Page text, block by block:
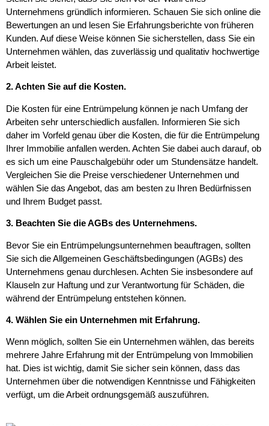
Unternehmens gründlich informieren. Schauen Sie sich online die
Bewertungen an und lesen Sie Erfahrungsberichte von früheren
Kunden. Auf diese Weise können Sie sicherstellen, dass Sie ein
Unternehmen wählen, das zuverlässig und qualitativ hochwertige
Arbeit leistet.
2. Achten Sie auf die Kosten.
Die Kosten für eine Entrümpelung können je nach Umfang der
Arbeiten sehr unterschiedlich ausfallen. Informieren Sie sich
daher im Vorfeld genau über die Kosten, die für die Entrümpelung
Ihrer Immobilie anfallen werden. Achten Sie dabei auch darauf, ob
es sich um eine Pauschalgebühr oder um Stundensätze handelt.
Vergleichen Sie die Preise verschiedener Unternehmen und
wählen Sie das Angebot, das am besten zu Ihren Bedürfnissen
und Ihrem Budget passt.
3. Beachten Sie die AGBs des Unternehmens.
Bevor Sie ein Entrümpelungsunternehmen beauftragen, sollten
Sie sich die Allgemeinen Geschäftsbedingungen (AGBs) des
Unternehmens genau durchlesen. Achten Sie insbesondere auf
Klauseln zur Haftung und zur Verantwortung für Schäden, die
während der Entrümpelung entstehen können.
4. Wählen Sie ein Unternehmen mit Erfahrung.
Wenn möglich, sollten Sie ein Unternehmen wählen, das bereits
mehrere Jahre Erfahrung mit der Entrümpelung von Immobilien
hat. Dies ist wichtig, damit Sie sicher sein können, dass das
Unternehmen über die notwendigen Kenntnisse und Fähigkeiten
verfügt, um die Arbeit ordnungsgemäß auszuführen.